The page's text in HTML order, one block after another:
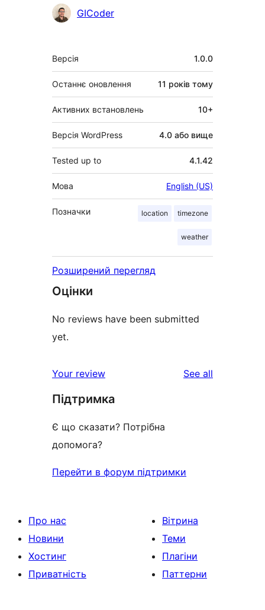
УчасникиGICoder
Мета
Версія 1.0.0
Останнє оновлення 11 років тому
Активних встановлень 10+
Версія WordPress 4.0 або вище
Tested up to 4.1.42
Мова English (US)
Позначки location timezone
weather
Розширений перегляд
Оцінки
No reviews have been submitted
yet.
Your review See all
Підтримка
Є що сказати? Потрібна
допомога?
Перейти в форум підтримки
Про нас
Новини
Хостинг
Приватність
Вітрина
Теми
Плагіни
Паттерни